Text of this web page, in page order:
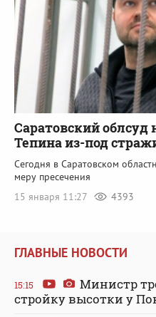
Саратовский
Тепина из-под
Сегодня в Саратовском
меру пресечения
15 января 11:27
4393
ГЛАВНЫЕ НОВОСТИ
15:15
Министр
стройку высотки у